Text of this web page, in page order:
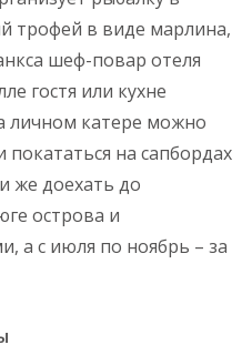
трофей в виде марлина,
шеф-повар отеля
гостя или кухне
личном катере можно
на сапбордах
же доехать до
острова и
а с июля по ноябрь – за